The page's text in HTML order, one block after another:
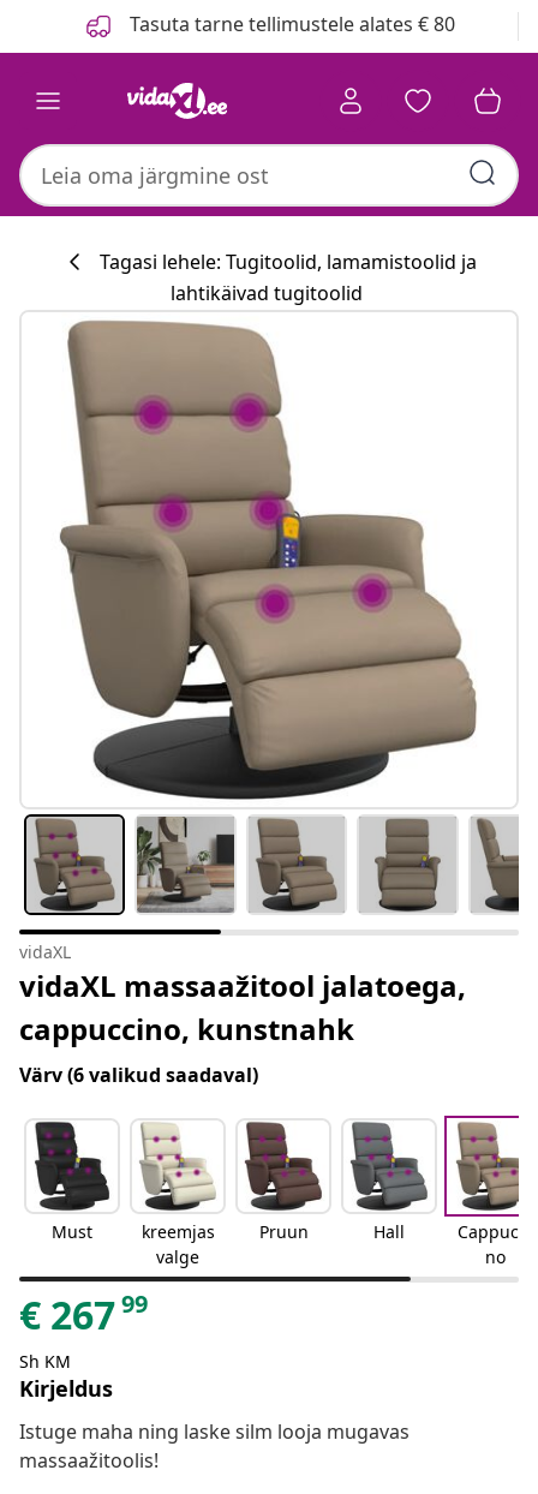
Tasuta tarne tellimustele alates € 80
Tagasi lehele: Tugitoolid, lamamistoolid ja
lahtikäivad tugitoolid
vidaXL
vidaXL massaažitool jalatoega,
cappuccino, kunstnahk
Värv(6 valikud saadaval)
Must
kreemjas
valge
Pruun Hall
Cappucci
no
€ 26799
Sh KM
Kirjeldus
Istuge maha ning laske silm looja mugavas
massaažitoolis!